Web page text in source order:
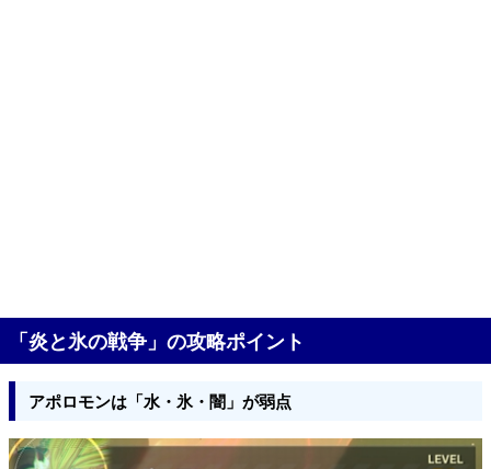
「炎と氷の戦争」の攻略ポイント
アポロモンは「水・氷・闇」が弱点